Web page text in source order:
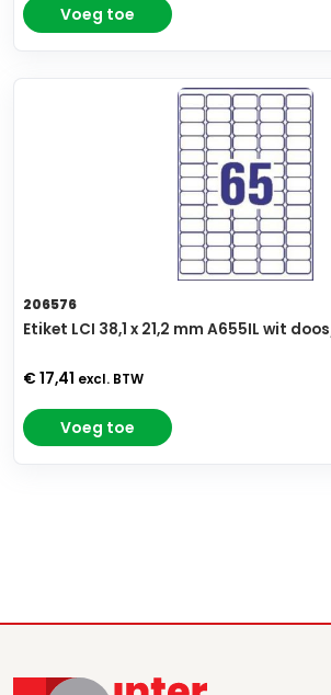
Voeg toe
206576
Etiket LCI 38,1 x 21,2 mm A655IL wit
€ 17,41 excl. BTW
Voeg toe